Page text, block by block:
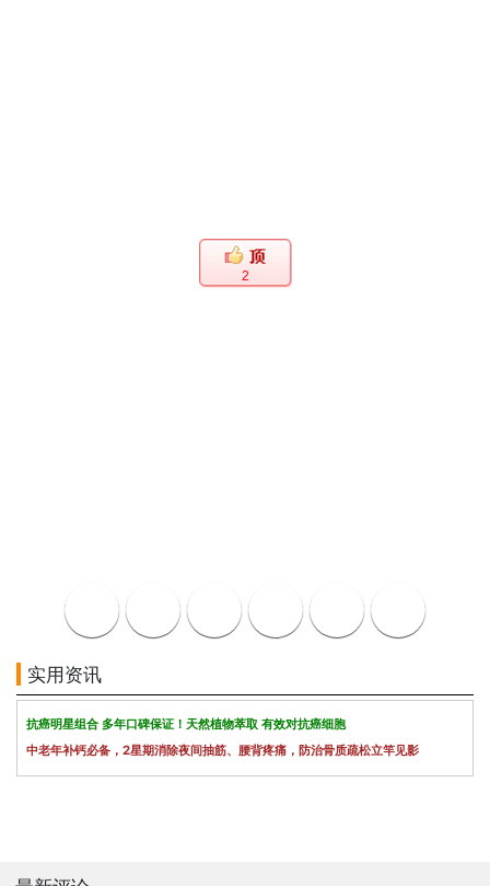
2
实用资讯
抗癌明星组合 多年口碑保证！天然植物萃取 有效对抗癌细胞
中老年补钙必备，2星期消除夜间抽筋、腰背疼痛，防治骨质疏松立竿见影